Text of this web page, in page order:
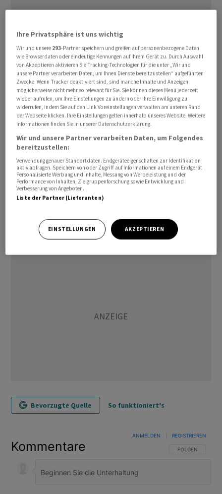
«In Deutschland besteht eine starke, anhaltende
Nachfrage nach Rechenzentrumskapazitäten», sagte
Hochtief-Chef Juan Santamaría. Hochtief sei durch die
Bündelung der Kompetenzen gut aufgestellt, um den
weiteren Ausbau der digitalen Infrastruktur zu
unterstu?tzen.
2025 hatte Hochtief eigenen Angaben zufolge neue
Aufträge für Rechenzentren im Wert von 16,8 Milliarden
Euro erhalten. Der Bereich macht demnach 21 Prozent
Bevorzugte Quelle So funktioniert's
Kommentare FOLGE DIESER
FOLGEN
ANMELDEN REGISTRIEREN
Ihre Privatsphäre ist uns wichtig
Wir und unsere 293-Partner speichern und greifen auf personenbezogene Daten
wie Browserdaten oder eindeutige Kennungen auf Ihrem Gerät zu. Durch Auswahl
von Akzeptieren aktivieren Sie Tracking-Technologien für die unter „Wir und
unsere Partner verarbeiten Daten, um Ihnen Dienste bereitzustellen“ aufgeführten
Zwecke. Wenn Tracker deaktiviert sind, sind manche Inhalte und Anzeigen
möglicherweise nicht mehr so relevant für Sie. Sie können dieses Menü jederzeit
wieder aufrufen, um Ihre Einstellungen zu ändern oder Ihre Einwilligung zu
widerrufen, indem Sie auf den Link Voreinstellungen verwalten am unteren Rand
der Webseite klicken. Ihre Einstellungen gelten innerhalb unseres Website. Weitere
Informationen finden Sie in unserer Datenschutzerklärung.
Wir und unsere Partner verarbeiten Daten, um Folgendes
bereitzustellen:
Verwendung genauer Standortdaten. Endgeräteeigenschaften zur Identifikation
aktiv abfragen. Speichern von oder Zugriff auf Informationen auf einem Endgerät.
Personalisierte Werbung und Inhalte, Messung von Werbeleistung und der
Performance von Inhalten, Zielgruppenforschung sowie Entwicklung und
Verbesserung von Angeboten.
Liste der Partner (Lieferanten)
EINSTELLUNGEN AKZEPTIEREN